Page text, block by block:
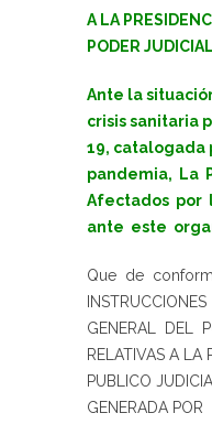
A LA
PODER JUDICIAL
Ante la
crisis sanitaria
19, catalogada
pandemia, La
Afectados por
ante este
Que de
GENERAL DEL
RELATIVAS A LA
PUBLICO
GENERADA